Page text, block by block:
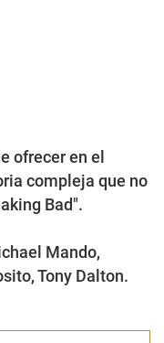
ofrecer en el
compleja que no
Bad".
Mando,
Tony Dalton.